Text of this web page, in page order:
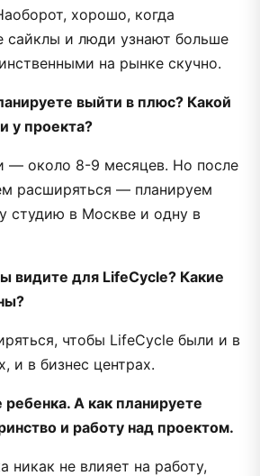
хорошо, когда
сайклы и люди узнают больше
на рынке скучно.
выйти в плюс? Какой
у проекта?
— около 8-9 месяцев. Но после
расширяться — планируем
студию в Москве и одну в
видите для LifeCycle? Какие
чтобы LifeCycle были и в
и в бизнес центрах.
А как планируете
и работу над проектом.
никак не влияет на работу,